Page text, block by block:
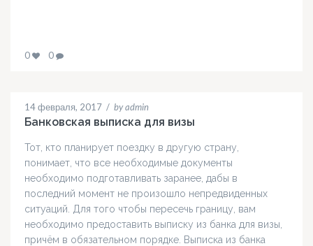
0 0
14 февраля, 2017 / by admin
Банковская выписка для визы
Тот, кто планирует поездку в другую страну,
понимает, что все необходимые документы
необходимо подготавливать заранее, дабы в
последний момент не произошло непредвиденных
ситуаций. Для того чтобы пересечь границу, вам
необходимо предоставить выписку из банка для визы,
причём в обязательном порядке. Выписка из банка